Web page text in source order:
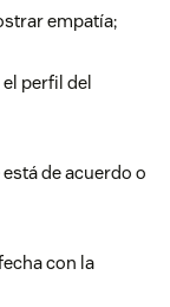
empatía;
perfil del
de acuerdo o
con la